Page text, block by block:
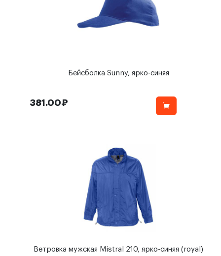
Бейсболка Sunny, ярко-синяя
381.00₽
Ветровка мужская Mistral 210, ярко-синяя (royal)